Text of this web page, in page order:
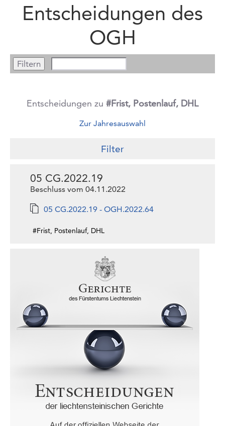
Entscheidungen des
OGH
Entscheidungen zu #Frist, Postenlauf, DHL
Zur Jahresauswahl
Filter
05 CG.2022.19
Beschluss vom 04.11.2022
05 CG.2022.19 - OGH.2022.64
#Frist, Postenlauf, DHL